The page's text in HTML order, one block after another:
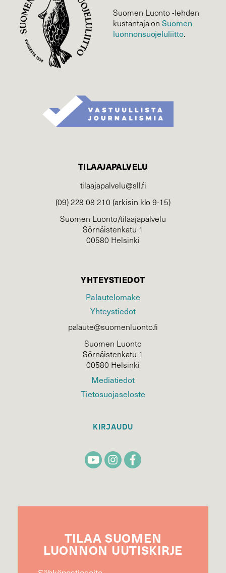
Suomen Luonto -lehden
kustantaja onSuomen
luonnonsuojelu­liitto.
TILAAJAPALVELU
tilaajapalvelu@sll.fi
(09) 228 08 210 (arkisin klo 9-15)
Suomen Luonto/tilaajapalvelu
Sörnäistenkatu 1
00580 Helsinki
YHTEYSTIEDOT
Palautelomake
Yhteystiedot
palaute@suomenluonto.fi
Suomen Luonto
Sörnäistenkatu 1
00580 Helsinki
Mediatiedot
Tietosuojaseloste
KIRJAUDU
TILAA SUOMEN
LUONNON UUTIS­KIRJE